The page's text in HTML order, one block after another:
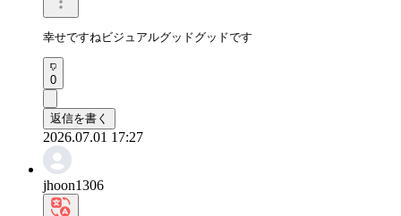
幸せですねビジュアルグッドグッドです
0
返信を書く
2026.07.01 17:27
jhoon1306